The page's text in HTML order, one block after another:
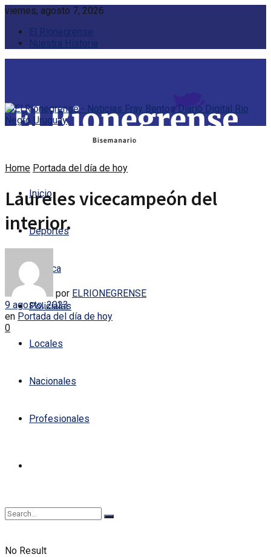
viernes, agosto 7, 2026
El Rionegrense
Nuestra Historia
Inicio
Deportes
Política
Policiales
Locales
Nacionales
Profesionales
No Result
Home Portada del día de hoy
Laureles vicecampeón del
interior.
por ELRIONEGRENSE
9 agosto, 2023
en Portada del día de hoy
0